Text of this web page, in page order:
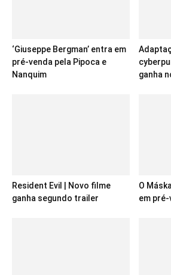
‘Giuseppe Bergman’ entra em
pré-venda pela Pipoca e
Nanquim
ganha
Resident Evil | Novo filme
ganha segundo trailer
O
em pré-